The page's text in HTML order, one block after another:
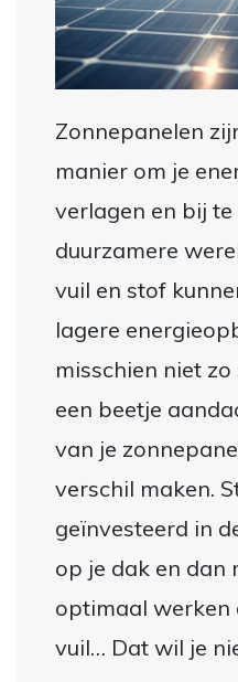
Zonnepanelen
manier om je
verlagen en bij
duurzamere
vuil en stof
lagere
misschien niet
een beetje
van je
verschil maken.
geïnvesteerd in
op je dak en dan
optimaal werken
vuil… Dat wil je